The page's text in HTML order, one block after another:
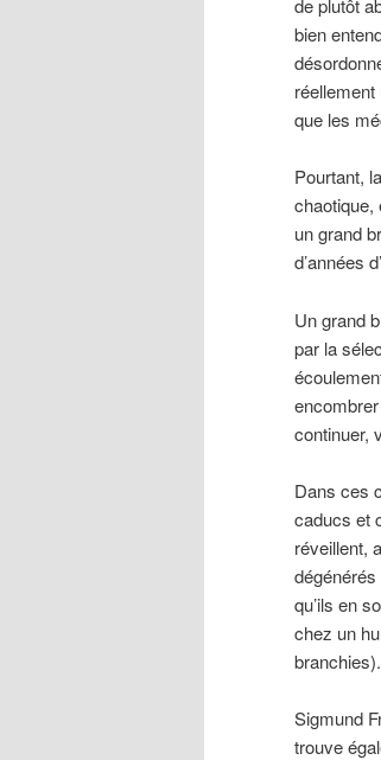
de plutôt
bien
réellement
que les
Pourtant,
chaotique,
un grand
d’années
Un grand
par la
continuer,
Dans ces
caducs et
réveillent,
qu’ils en
chez un
branchies).
Sigmund
trouve